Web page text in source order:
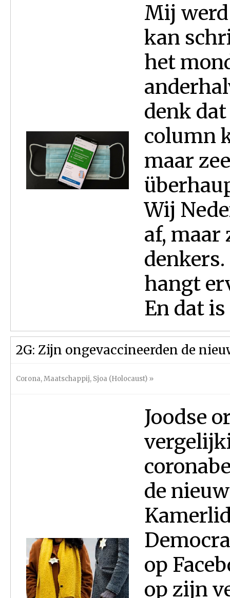
Mij
kan
het
denk
column
maar
Wij
af,
hangt
En dat
2G: Zijn ongevaccineerden de
Corona,Maatschappij, Sjoa (Holocaust) »
Joodse
de
op
op zijn